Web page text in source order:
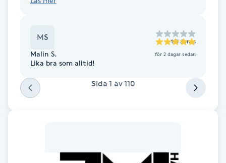
Gel naglar
Gelenaglar
Gellack
MS till Jonas
Malin S. för 2 dagar sedan
Lika bra som alltid!
Sida 1 av110